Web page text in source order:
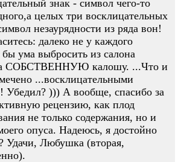
знак - символ чего-то
целых три восклицательных
незаурядности из ряда вон!
далеко не у каждого
бы ума выбросить из салона
СОБСТВЕННУЮ калошу. ...Что и
...восклицательными
Убедил? ))) А вообще, спасибо за
рецензию, как плод
не только содержания, но и
опуса. Надеюсь, я достойно
Удачи, Любушка (вторая,